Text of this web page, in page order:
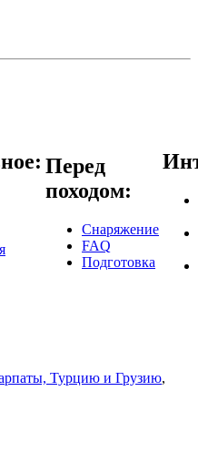
Перед
походом:
Снаряжение
FAQ
Подготовка
Турцию и Грузию,